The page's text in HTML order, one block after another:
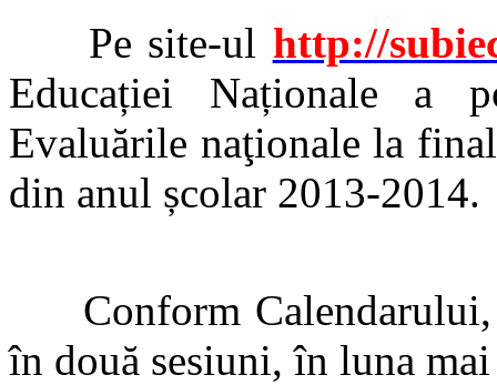
Pe site-ul http://
Educației Naționale a
Evaluările naţionale la
din anul școlar 2013-2014.
Conform Calendarului,
în două sesiuni, în luna